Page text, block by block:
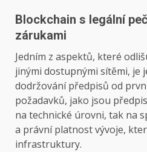
Blockchain s legální
zárukami
Jedním z aspektů, které
jinými dostupnými sítěmi, je
dodržování předpisů od
požadavků, jako jsou
na technické úrovni, tak na
a právní platnost vývoje,
infrastruktury.